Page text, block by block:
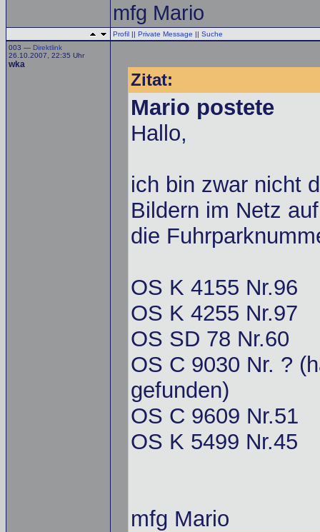
mfg Mario
Profil || Private Message || Suche
003 — Direktlink
26.10.2007, 22:35 Uhr
wka
Zitat:
Mario postete
Hallo,
ich bin zwar nicht
Bildern im Netz
die
OS K 4155 Nr.96
OS K 4255 Nr.97
OS SD 78 Nr.60
OS C 9030 Nr. ?
gefunden)
OS C 9609 Nr.51
OS K 5499 Nr.45
mfg Mario